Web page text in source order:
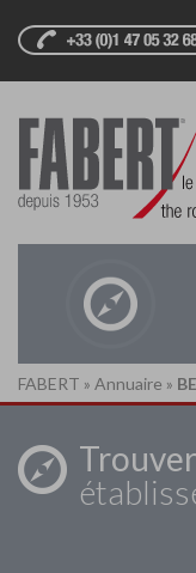
FABERT » Annuaire »